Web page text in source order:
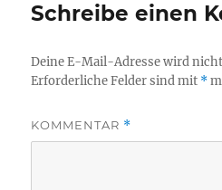
Schreibe einen
Deine E-Mail-Adresse wird
Erforderliche Felder sind mit *
KOMMENTAR *